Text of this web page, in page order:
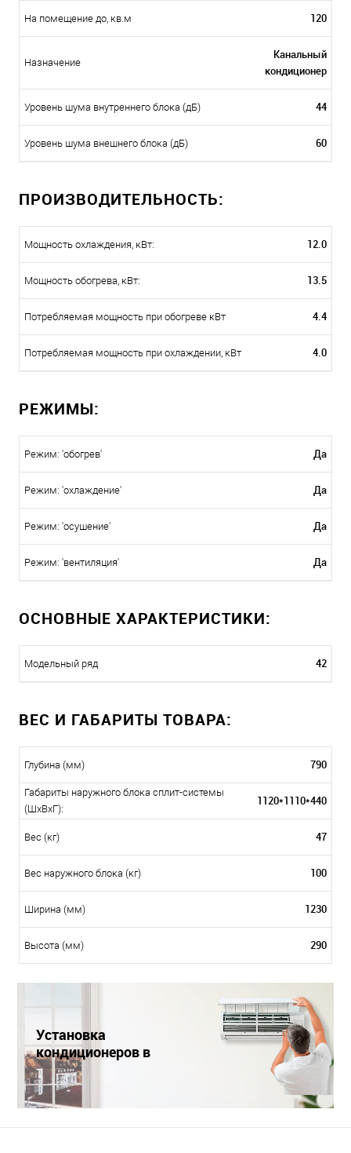
На помещение до, кв.м 120
Назначение
Канальный
кондиционер
Уровень шума внутреннего блока (дБ) 44
Уровень шума внешнего блока (дБ) 60
ПРОИЗВОДИТЕЛЬНОСТЬ:
Мощность охлаждения, кВт: 12.0
Мощность обогрева, кВт: 13.5
Потребляемая мощность при обогреве кВт 4.4
Потребляемая мощность при охлаждении, кВт 4.0
РЕЖИМЫ:
Режим: 'обогрев' Да
Режим: 'охлаждение' Да
Режим: 'осушение' Да
Режим: 'вентиляция' Да
ОСНОВНЫЕ ХАРАКТЕРИСТИКИ:
Модельный ряд 42
ВЕС И ГАБАРИТЫ ТОВАРА:
Глубина (мм) 790
Габариты наружного блока сплит-системы
(ШxВxГ):
1120*1110*440
Вес (кг) 47
Вес наружного блока (кг) 100
Ширина (мм) 1230
Высота (мм) 290
Установка
кондиционеров в
Краснодаре